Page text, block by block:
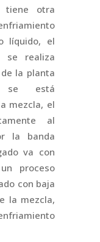
tiene otra
líquido, el
se realiza
la planta
se está
mezcla, el
al
la banda
va con
proceso
con baja
la mezcla,